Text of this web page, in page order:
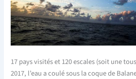
17 pays visités et 120 escales (soit une
2017, l’eau a coulé sous la coque de